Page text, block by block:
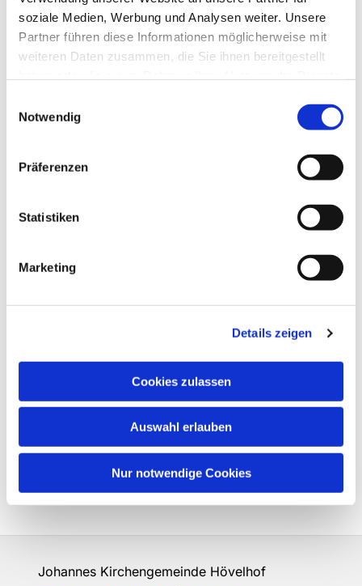
soziale Medien, Werbung und Analysen weiter. Unsere
Partner führen diese Informationen möglicherweise mit
weiteren Daten zusammen, die Sie ihnen bereitgestellt
Notwendig
Präferenzen
Statistiken
Marketing
Details zeigen
Cookies zulassen
Auswahl erlauben
Nur notwendige Cookies
Dies könnte Sie auch
interessieren
Johannes Kirchengemeinde Hövelhof